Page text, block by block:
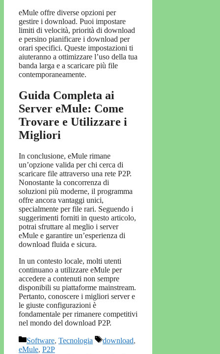
eMule offre diverse opzioni per
gestire i download. Puoi impostare
limiti di velocità, priorità di download
e persino pianificare i download per
orari specifici. Queste impostazioni ti
aiuteranno a ottimizzare l’uso della tua
banda larga e a scaricare più file
contemporaneamente.
Guida Completa ai
Server eMule: Come
Trovare e Utilizzare i
Migliori
In conclusione, eMule rimane
un’opzione valida per chi cerca di
scaricare file attraverso una rete P2P.
Nonostante la concorrenza di
soluzioni più moderne, il programma
offre ancora vantaggi unici,
specialmente per file rari. Seguendo i
suggerimenti forniti in questo articolo,
potrai sfruttare al meglio i server
eMule e garantire un’esperienza di
download fluida e sicura.
In un contesto locale, molti utenti
continuano a utilizzare eMule per
accedere a contenuti non sempre
disponibili su piattaforme mainstream.
Pertanto, conoscere i migliori server e
le giuste configurazioni è
fondamentale per rimanere competitivi
nel mondo del download P2P.
Categorie
Software, Tecnologia Tag
download,
eMule, P2P